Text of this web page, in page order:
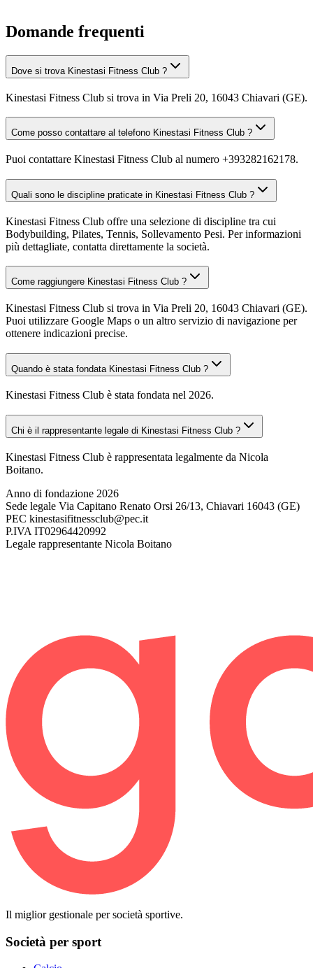
Domande frequenti
Dove si trova Kinestasi Fitness Club ?
Kinestasi Fitness Club si trova in Via Preli 20, 16043 Chiavari (GE).
Come posso contattare al telefono Kinestasi Fitness Club ?
Puoi contattare Kinestasi Fitness Club al numero +393282162178.
Quali sono le discipline praticate in Kinestasi Fitness Club ?
Kinestasi Fitness Club offre una selezione di discipline tra cui
Bodybuilding, Pilates, Tennis, Sollevamento Pesi. Per informazioni
più dettagliate, contatta direttamente la società.
Come raggiungere Kinestasi Fitness Club ?
Kinestasi Fitness Club si trova in Via Preli 20, 16043 Chiavari (GE).
Puoi utilizzare Google Maps o un altro servizio di navigazione per
ottenere indicazioni precise.
Quando è stata fondata Kinestasi Fitness Club ?
Kinestasi Fitness Club è stata fondata nel 2026.
Chi è il rappresentante legale di Kinestasi Fitness Club ?
Kinestasi Fitness Club è rappresentata legalmente da Nicola
Boitano.
Anno di fondazione 2026
Sede legale Via Capitano Renato Orsi 26/13, Chiavari 16043 (GE)
PEC kinestasifitnessclub@pec.it
P.IVA IT02964420992
Legale rappresentante Nicola Boitano
Il miglior gestionale per società sportive.
Società per sport